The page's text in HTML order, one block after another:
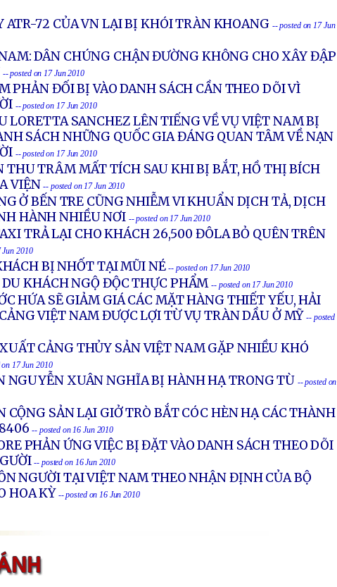
ATR-72 CỦA VN LẠI BỊ KHÓI TRÀN KHOANG -- posted on 17 Jun
DÂN CHÚNG CHẬN ĐƯỜNG KHÔNG CHO XÂY ĐẬP
-- posted on 17 Jun 2010
PHẢN ĐỐI BỊ VÀO DANH SÁCH CẦN THEO DÕI VÌ
-- posted on 17 Jun 2010
LORETTA SANCHEZ LÊN TIẾNG VỀ VỤ VIỆT NAM BỊ
SÁCH NHỮNG QUỐC GIA ĐÁNG QUAN TÂM VỀ NẠN
-- posted on 17 Jun 2010
THU TRÂM MẤT TÍCH SAU KHI BỊ BẮT, HỒ THỊ BÍCH
VIỆN -- posted on 17 Jun 2010
Ở BẾN TRE CŨNG NHIỄM VI KHUẨN DỊCH TẢ, DỊCH
HÀNH NHIỀU NƠI -- posted on 17 Jun 2010
TRẢ LẠI CHO KHÁCH 26,500 ĐÔLA BỎ QUÊN TRÊN
Jun 2010
BỊ NHỐT TẠI MŨI NÉ -- posted on 17 Jun 2010
DU KHÁCH NGỘ ĐỘC THỰC PHẨM -- posted on 17 Jun 2010
HỨA SẼ GIẢM GIÁ CÁC MẶT HÀNG THIẾT YẾU, HẢI
VIỆT NAM ĐƯỢC LỢI TỪ VỤ TRÀN DẦU Ở MỸ -- posted
CẢNG THỦY SẢN VIỆT NAM GẶP NHIỀU KHÓ
17 Jun 2010
NGUYỄN XUÂN NGHĨA BỊ HÀNH HẠ TRONG TÙ -- posted on
CỘNG SẢN LẠI GIỞ TRÒ BẮT CÓC HÈN HẠ CÁC THÀNH
-- posted on 16 Jun 2010
PHẢN ỨNG VIỆC BỊ ĐẶT VÀO DANH SÁCH THEO DÕI
-- posted on 16 Jun 2010
NGƯỜI TẠI VIỆT NAM THEO NHẬN ĐỊNH CỦA BỘ
HOA KỲ -- posted on 16 Jun 2010